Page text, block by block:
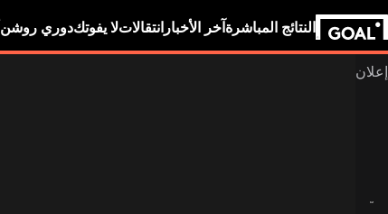
النتائج المباشرة آخر الأخبار انتقالاتلا يفوتكدوري روشن